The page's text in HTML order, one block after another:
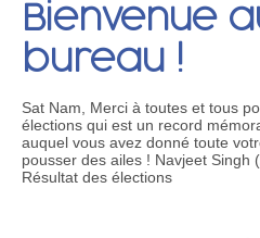
Bienvenue
bureau !
Sat Nam, Merci à toutes et tous
élections qui est un record
auquel vous avez donné toute
pousser des ailes ! Navjeet Singh
Résultat des élections